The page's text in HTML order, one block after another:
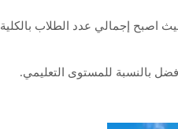
بها، بحيث اصبح إجمالي عدد الطلاب بالكلية